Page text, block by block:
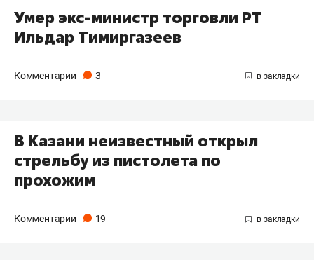
Умер экс-министр торговли РТ
Ильдар Тимиргазеев
Комментарии 3
В Казани неизвестный открыл
стрельбу из пистолета по
прохожим
Комментарии 19